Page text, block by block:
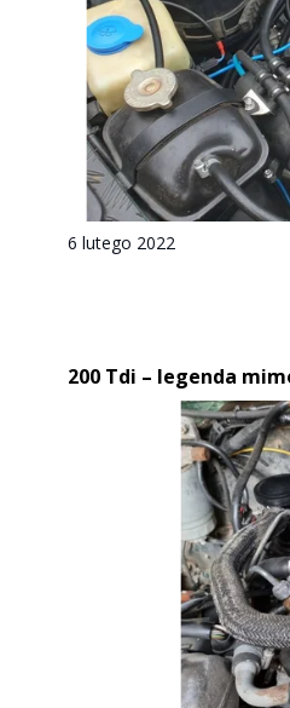
6 lutego 2022
200 Tdi – legenda